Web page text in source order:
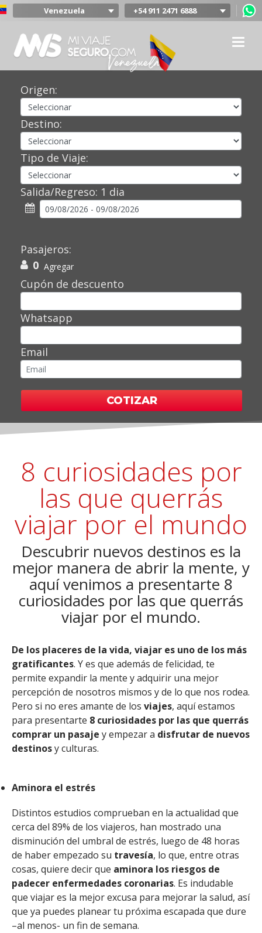
+54 911 2471 6888
Venezuela
Colombia
Mexico
Peru
Origen:
Destino:
Tipo de Viaje:
Salida/Regreso: 1 dia
Pasajeros:
0 Agregar
Cupón de descuento
Whatsapp
Email
COTIZAR
8 curiosidades por
las que querrás
viajar por el mundo
Descubrir nuevos destinos es la
mejor manera de abrir la mente, y
aquí venimos a presentarte 8
curiosidades por las que querrás
viajar por el mundo.
De los placeres de la vida, viajar es uno de los más
gratificantes. Y es que además de felicidad, te
permite expandir la mente y adquirir una mejor
percepción de nosotros mismos y de lo que nos rodea.
Pero si no eres amante de los viajes, aquí estamos
para presentarte 8 curiosidades por las que querrás
comprar un pasaje y empezar a disfrutar de nuevos
destinosy culturas.
Aminora el estrés
Distintos estudios comprueban en la actualidad que
cerca del 89% de los viajeros, han mostrado una
disminución del umbral de estrés, luego de 48 horas
de haber empezado su travesía, lo que, entre otras
cosas, quiere decir que aminora los riesgos de
padecer enfermedades coronarias. Es indudable
que viajar es la mejor excusa para mejorar la salud, así
que ya puedes planear tu próxima escapada que dure
–al menos- un fin de semana.